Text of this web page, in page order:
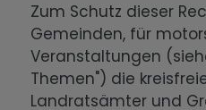
Zum Schutz dieser
Gemeinden, für
Veranstaltungen
Themen") die
Landratsämter und